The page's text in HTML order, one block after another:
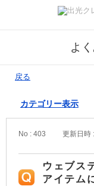
よ
戻る
カテゴリー表示
No : 403 更新日時
ウェブス
アイテム